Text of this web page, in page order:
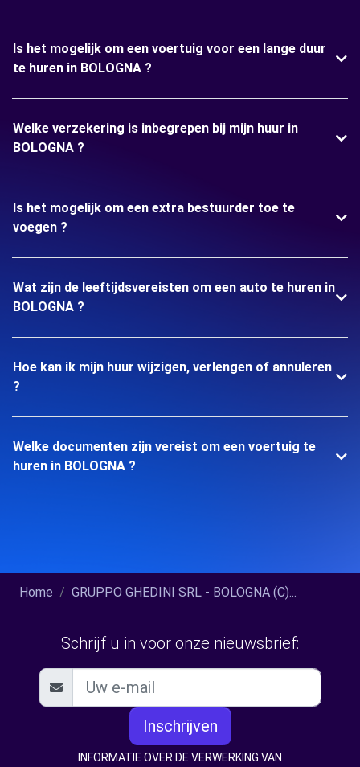
Is het mogelijk om een voertuig voor een lange duur
te huren in BOLOGNA ?
Welke verzekering is inbegrepen bij mijn huur in
BOLOGNA ?
Is het mogelijk om een extra bestuurder toe te
voegen ?
Wat zijn de leeftijdsvereisten om een auto te huren in
BOLOGNA ?
Hoe kan ik mijn huur wijzigen, verlengen of annuleren
?
Welke documenten zijn vereist om een voertuig te
huren in BOLOGNA ?
Home GRUPPO GHEDINI SRL - BOLOGNA (C)...
Schrijf u in voor onze nieuwsbrief:
Inschrijven
INFORMATIE OVER DE VERWERKING VAN